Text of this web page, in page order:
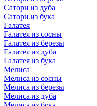
Сатори из дуба
Сатори из бука
Галатея
Галатея из сосны
Галатея из березы
Галатея из дуба
Галатея из бука
Мелиса
Мелиса из сосны
Мелиса из березы
Мелиса из дуба